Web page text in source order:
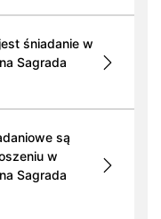
śniadanie w
Sagrada
są
w
Sagrada